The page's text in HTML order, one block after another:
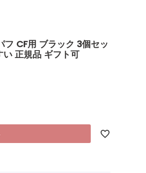
CF用 ブラック 3個セッ
い 正規品 ギフト可